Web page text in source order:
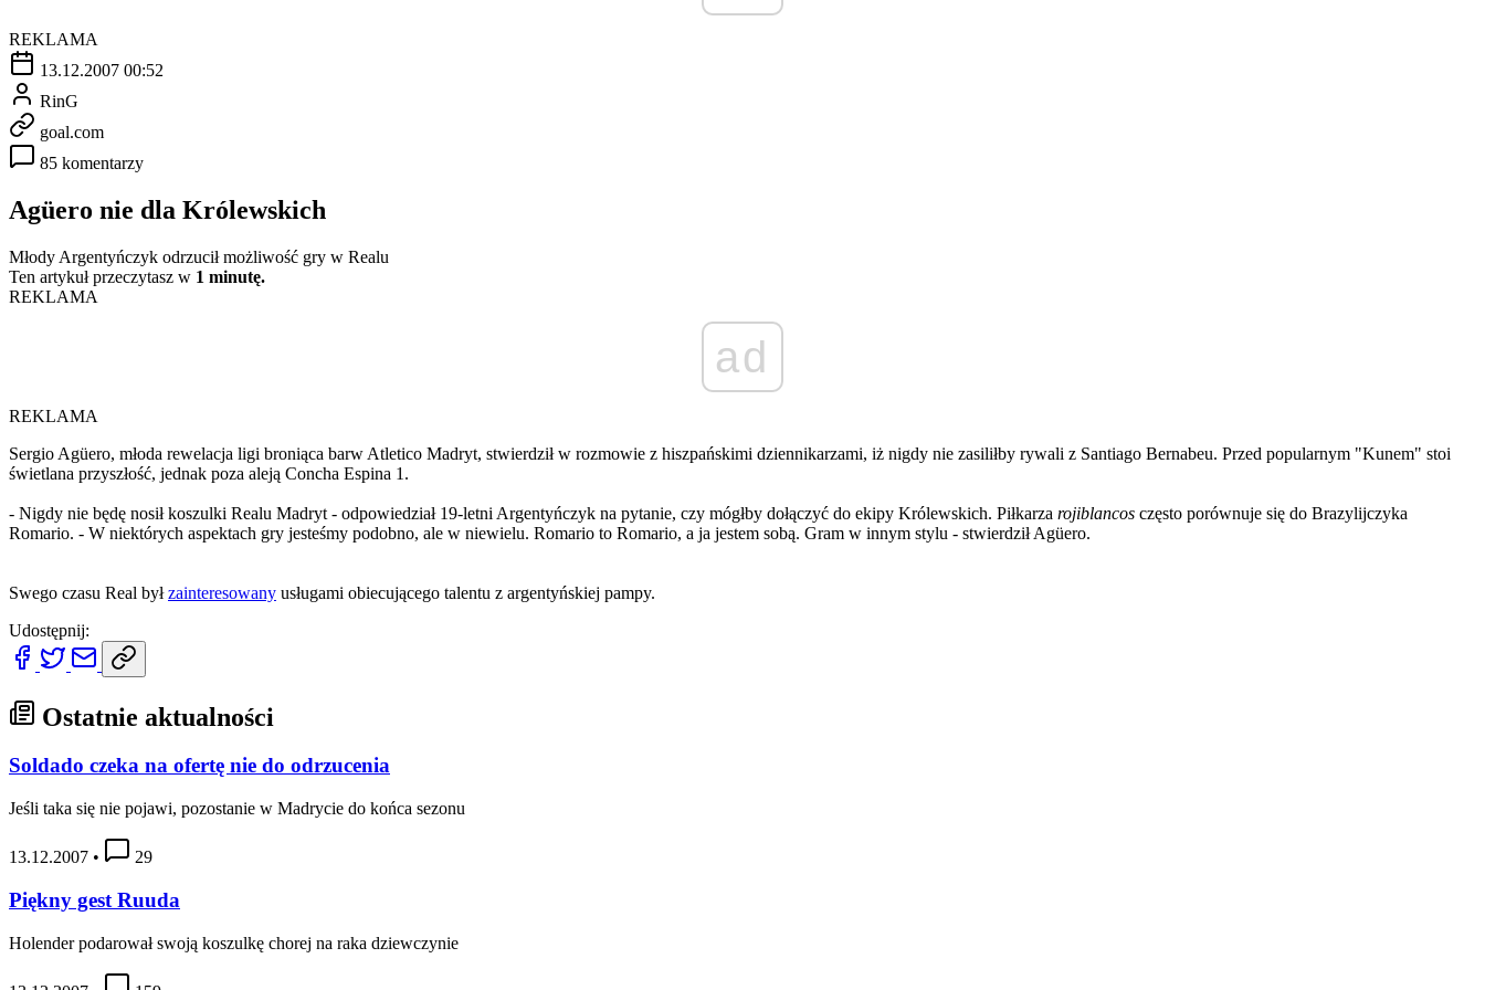
REKLAMA
13.12.2007 00:52
RinG
goal.com
85 komentarzy
Agüero nie dla Królewskich
Młody Argentyńczyk odrzucił możliwość gry w Realu
Ten artykuł przeczytasz w 1 minutę.
REKLAMA
ad
REKLAMA
Sergio Agüero, młoda rewelacja ligi broniąca barw Atletico Madryt, stwierdził w rozmowie z hiszpańskimi dziennikarzami, iż nigdy nie zasiliłby rywali z Santiago Bernabeu. Przed popularnym "Kunem" stoi
świetlana przyszłość, jednak poza aleją Concha Espina 1.
- Nigdy nie będę nosił koszulki Realu Madryt - odpowiedział 19-letni Argentyńczyk na pytanie, czy mógłby dołączyć do ekipy Królewskich. Piłkarza rojiblancos często porównuje się do Brazylijczyka
Romario. - W niektórych aspektach gry jesteśmy podobno, ale w niewielu. Romario to Romario, a ja jestem sobą. Gram w innym stylu - stwierdził Agüero.
Swego czasu Real byłzainteresowany usługami obiecującego talentu z argentyńskiej pampy.
Udostępnij:
Ostatnie aktualności
Soldado czeka na ofertę nie do odrzucenia
Jeśli taka się nie pojawi, pozostanie w Madrycie do końca sezonu
13.12.2007 • 29
Piękny gest Ruuda
Holender podarował swoją koszulkę chorej na raka dziewczynie